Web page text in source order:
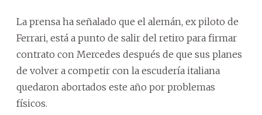
La prensa ha señalado que el alemán, ex piloto de
Ferrari, está a punto de salir del retiro para firmar
contrato con Mercedes después de que sus planes
de volver a competir con la escudería italiana
quedaron abortados este año por problemas
físicos.